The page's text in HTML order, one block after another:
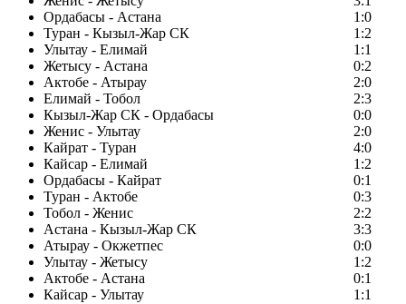
Ордабасы - Астана
1:0
Туран - Кызыл-Жар СК
1:2
Улытау - Елимай
1:1
Жетысу - Астана
0:2
Актобе - Атырау
2:0
Елимай - Тобол
2:3
Кызыл-Жар СК - Ордабасы
0:0
Женис - Улытау
2:0
Кайрат - Туран
4:0
Кайсар - Елимай
1:2
Ордабасы - Кайрат
0:1
Туран - Актобе
0:3
Тобол - Женис
2:2
Астана - Кызыл-Жар СК
3:3
Атырау - Окжетпес
0:0
Улытау - Жетысу
1:2
Актобе - Астана
0:1
Кайсар - Улытау
1:1